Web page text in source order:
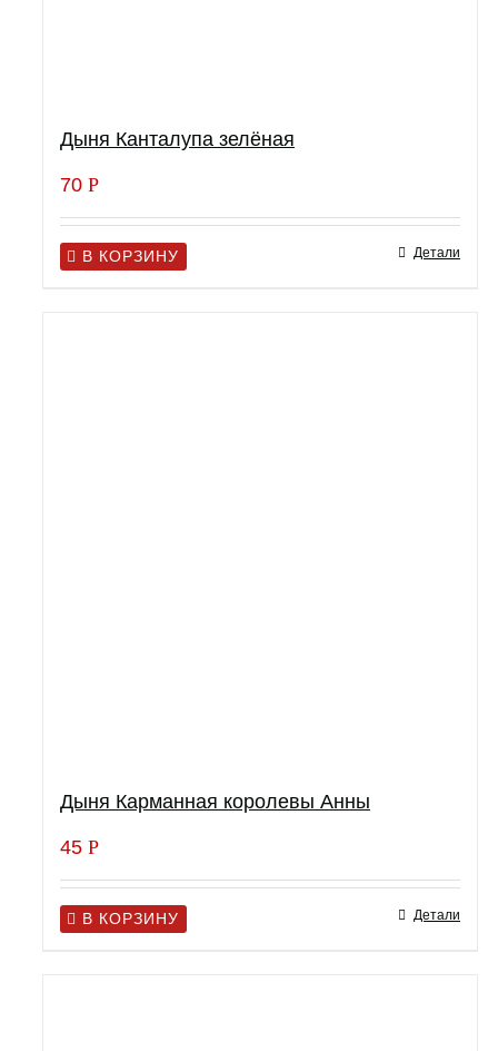
Дыня Канталупа зелёная
70 Р
В КОРЗИНУ Детали
Дыня Карманная королевы Анны
45 Р
В КОРЗИНУ Детали